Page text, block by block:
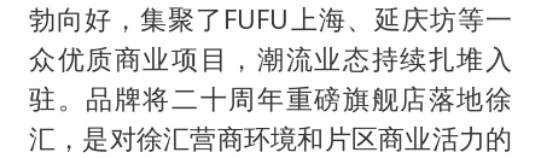
勃向好，集聚了FUFU上海、延庆坊等一
众优质商业项目，潮流业态持续扎堆入
驻。品牌将二十周年重磅旗舰店落地徐
汇，是对徐汇营商环境和片区商业活力的